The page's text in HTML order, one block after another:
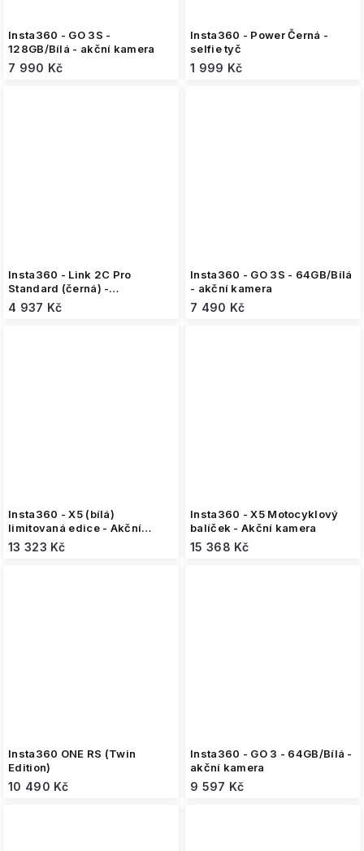
Insta360 - GO 3S -
128GB/Bílá - akční kamera
7 990 Kč
Insta360 - Power Černá -
selfie tyč
1 999 Kč
Insta360 - Link 2C Pro
Standard (černá) -
webkamera
4 937 Kč
Insta360 - GO 3S - 64GB/Bílá
- akční kamera
7 490 Kč
Insta360 - X5 (bílá)
limitovaná edice - Akční
kamera
13 323 Kč
Insta360 - X5 Motocyklový
balíček - Akční kamera
15 368 Kč
Insta360 ONE RS (Twin
Edition)
10 490 Kč
Insta360 - GO 3 - 64GB/Bílá -
akční kamera
9 597 Kč